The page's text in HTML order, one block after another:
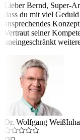
Lieber Bernd, Super-
dass du mit viel
ansprechendes
Vertraut seiner
uneingeschränkt
Dr. Wolfgang Weiß